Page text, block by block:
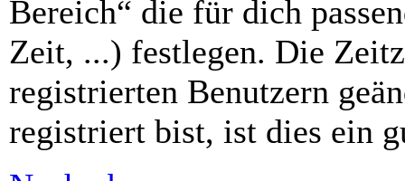
Bereich“ die für dich
Zeit, ...) festlegen. Die
registrierten Benutzern
registriert bist, ist dies ein